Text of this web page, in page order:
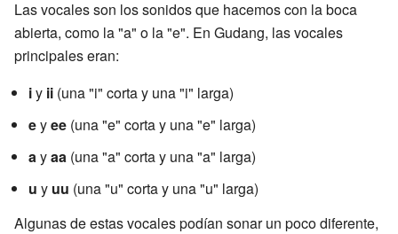
Las vocales son los sonidos que hacemos con la boca
abierta, como la "a" o la "e". En Gudang, las vocales
principales eran:
iy ii (una "i" corta y una "i" larga)
eyee (una "e" corta y una "e" larga)
ayaa (una "a" corta y una "a" larga)
u y uu (una "u" corta y una "u" larga)
Algunas de estas vocales podían sonar un poco diferente,